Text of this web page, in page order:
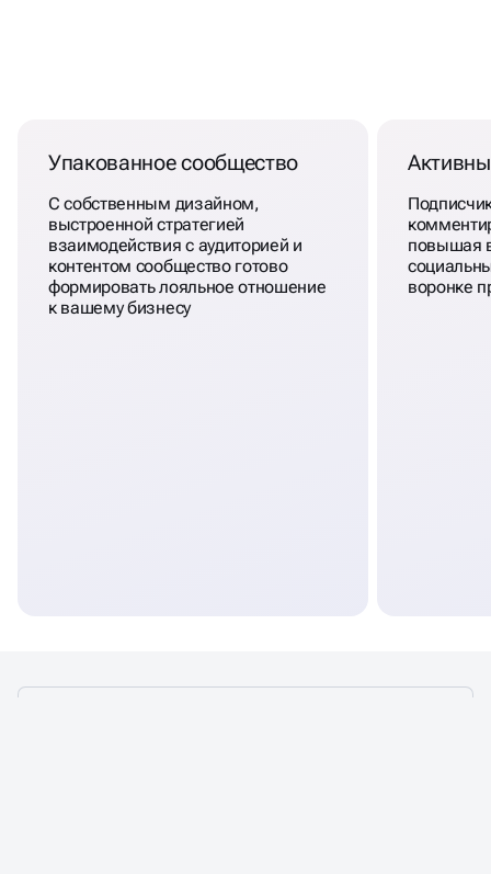
Упакованное сообщество
С собственным дизайном,
выстроенной стратегией
взаимодействия с аудиторией и
контентом сообщество готово
формировать лояльное отношение
к вашему бизнесу
повышая
воронке